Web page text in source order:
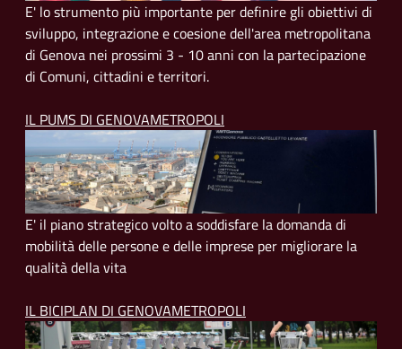
E' lo strumento più importante per definire gli obiettivi di
sviluppo, integrazione e coesione dell'area metropolitana
di Genova nei prossimi 3 - 10 anni con la partecipazione
di Comuni, cittadini e territori.
IL PUMS DI GENOVAMETROPOLI
E' il piano strategico volto a soddisfare la domanda di
mobilità delle persone e delle imprese per migliorare la
qualità della vita
IL BICIPLAN DI GENOVAMETROPOLI